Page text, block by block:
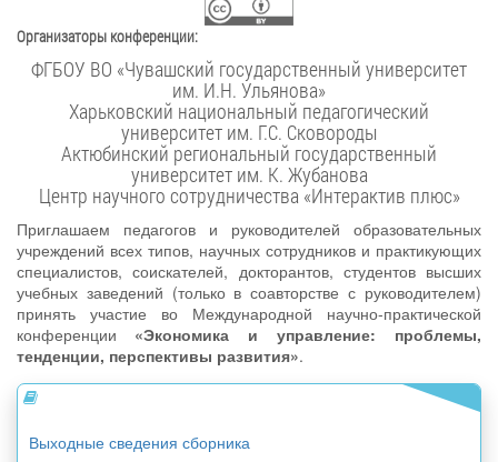
Организаторы конференции:
ФГБОУ ВО «Чувашский государственный университет
им. И.Н. Ульянова»
Харьковский национальный педагогический
университет им. Г.С. Сковороды
Актюбинский региональный государственный
университет им. К. Жубанова
Центр научного сотрудничества «Интерактив плюс»
Приглашаем педагогов и руководителей образовательных
учреждений всех типов, научных сотрудников и практикующих
специалистов, соискателей, докторантов, студентов высших
учебных заведений (только в соавторстве с руководителем)
принять участие во Международной научно-практической
конференции «Экономика и управление: проблемы,
тенденции, перспективы развития».
Выходные сведения сборника